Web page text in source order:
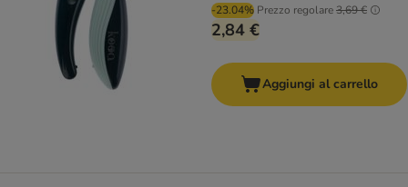
-23.04% Prezzo regolare3,69 €
2,84 €
Aggiungi al carrello